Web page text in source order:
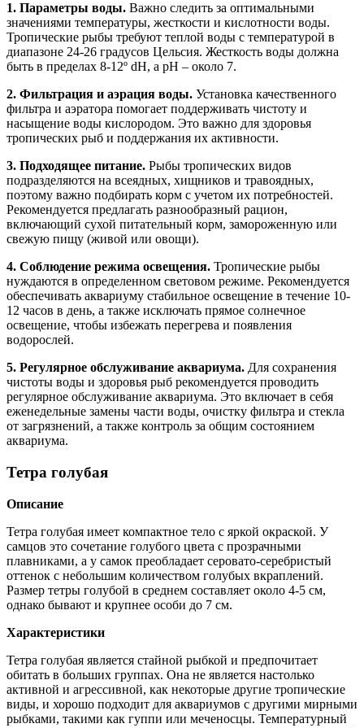
1. Параметры воды. Важно следить за оптимальными
значениями температуры, жесткости и кислотности воды.
Тропические рыбы требуют теплой воды с температурой в
диапазоне 24-26 градусов Цельсия. Жесткость воды должна
быть в пределах 8-12º dH, а pH – около 7.
2. Фильтрация и аэрация воды. Установка качественного
фильтра и аэратора помогает поддерживать чистоту и
насыщение воды кислородом. Это важно для здоровья
тропических рыб и поддержания их активности.
3. Подходящее питание. Рыбы тропических видов
подразделяются на всеядных, хищников и травоядных,
поэтому важно подбирать корм с учетом их потребностей.
Рекомендуется предлагать разнообразный рацион,
включающий сухой питательный корм, замороженную или
свежую пищу (живой или овощи).
4. Соблюдение режима освещения. Тропические рыбы
нуждаются в определенном световом режиме. Рекомендуется
обеспечивать аквариуму стабильное освещение в течение 10-
12 часов в день, а также исключать прямое солнечное
освещение, чтобы избежать перегрева и появления
водорослей.
5. Регулярное обслуживание аквариума. Для сохранения
чистоты воды и здоровья рыб рекомендуется проводить
регулярное обслуживание аквариума. Это включает в себя
еженедельные замены части воды, очистку фильтра и стекла
от загрязнений, а также контроль за общим состоянием
аквариума.
Тетра голубая
Описание
Тетра голубая имеет компактное тело с яркой окраской. У
самцов это сочетание голубого цвета с прозрачными
плавниками, а у самок преобладает серовато-серебристый
оттенок с небольшим количеством голубых вкраплений.
Размер тетры голубой в среднем составляет около 4-5 см,
однако бывают и крупнее особи до 7 см.
Характеристики
Тетра голубая является стайной рыбкой и предпочитает
обитать в больших группах. Она не является настолько
активной и агрессивной, как некоторые другие тропические
виды, и хорошо подходит для аквариумов с другими мирными
рыбками, такими как гуппи или меченосцы. Температурный